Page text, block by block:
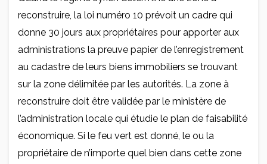
reconstruire, la loi numéro 10 prévoit un cadre qui
donne 30 jours aux propriétaires pour apporter aux
administrations la preuve papier de l’enregistrement
au cadastre de leurs biens immobiliers se trouvant
sur la zone délimitée par les autorités. La zone à
reconstruire doit être validée par le ministère de
l’administration locale qui étudie le plan de faisabilité
économique. Si le feu vert est donné, le ou la
propriétaire de n’importe quel bien dans cette zone